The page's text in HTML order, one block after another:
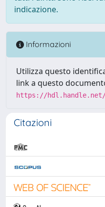
indicazione.
Informazioni
Utilizza questo
link a questo
https://hdl.handle.net/
Citazioni